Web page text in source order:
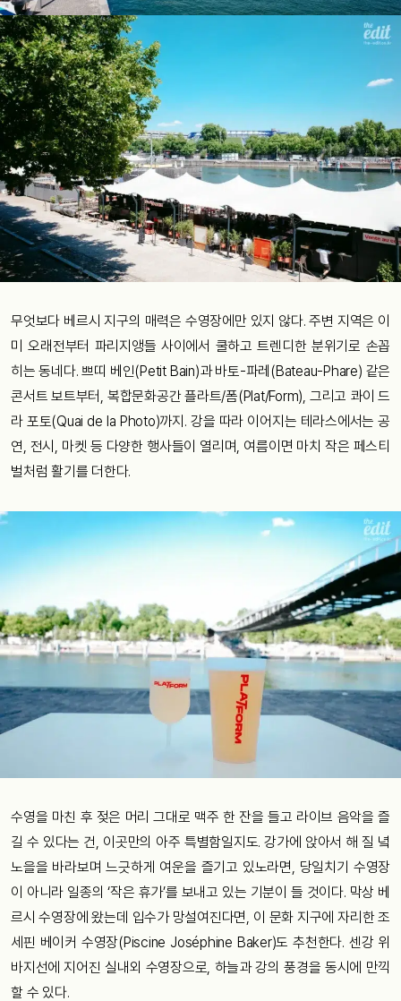
무엇보다 베르시 지구의 매력은 수영장에만 있지 않다. 주변 지역은 이
미 오래전부터 파리지앵들 사이에서 쿨하고 트렌디한 분위기로 손꼽
히는 동네다. 쁘띠 베인(Petit Bain)과 바토-파레(Bateau-Phare) 같은
콘서트 보트부터, 복합문화공간 플라트/폼(Plat/Form), 그리고 콰이 드
라 포토(Quai de la Photo)까지. 강을 따라 이어지는 테라스에서는 공
연, 전시, 마켓 등 다양한 행사들이 열리며, 여름이면 마치 작은 페스티
벌처럼 활기를 더한다.
수영을 마친 후 젖은 머리 그대로 맥주 한 잔을 들고 라이브 음악을 즐
길 수 있다는 건, 이곳만의 아주 특별함일지도. 강가에 앉아서 해 질 녘
노을을 바라보며 느긋하게 여운을 즐기고 있노라면, 당일치기 수영장
이 아니라 일종의 ‘작은 휴가’를 보내고 있는 기분이 들 것이다. 막상 베
르시 수영장에 왔는데 입수가 망설여진다면, 이 문화 지구에 자리한 조
세핀 베이커 수영장(Piscine Joséphine Baker)도 추천한다. 센강 위
바지선에 지어진 실내외 수영장으로, 하늘과 강의 풍경을 동시에 만끽
할 수 있다.